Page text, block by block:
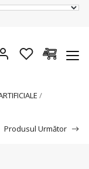
/
Produsul Următor